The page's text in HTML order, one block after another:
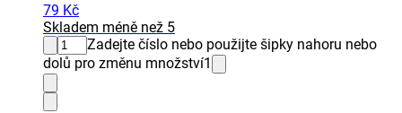
79 Kč
Skladem méně než 5
Zadejte číslo nebo použijte šipky nahoru nebo
dolů pro změnu množství1